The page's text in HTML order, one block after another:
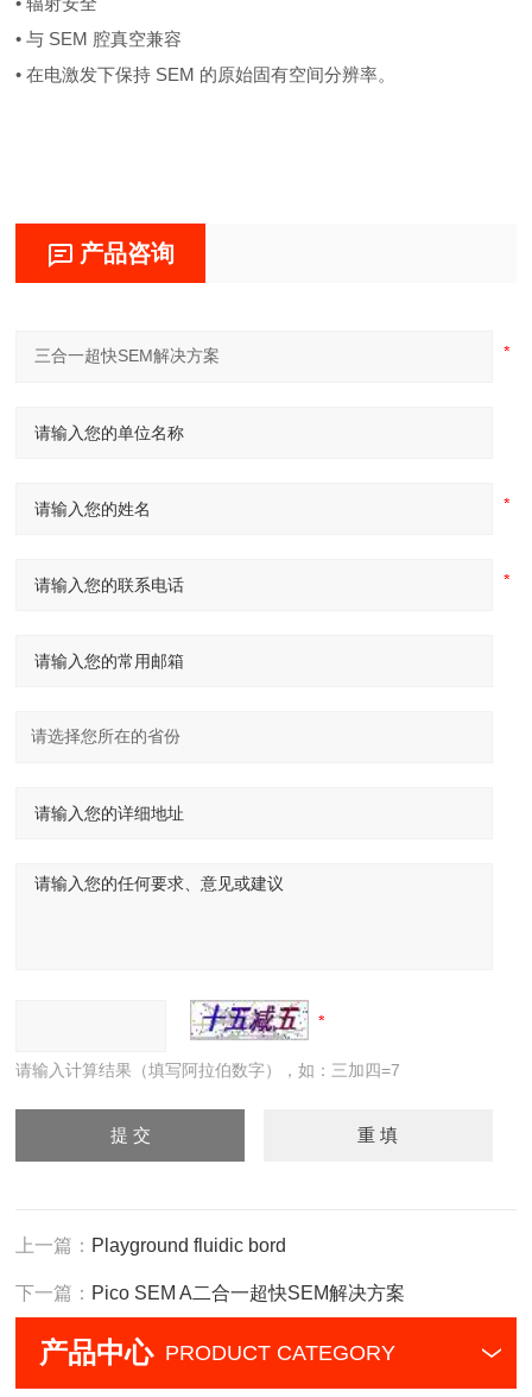
• 与 SEM 腔真空兼容
• 在电激发下保持 SEM 的原始固有空间分辨率。
产品咨询
请输入计算结果（填写阿拉伯数字），如：三加四=7
上一篇： Playground fluidic bord
下一篇： Pico SEM A二合一超快SEM解决方案
产品中心 PRODUCT CATEGORY